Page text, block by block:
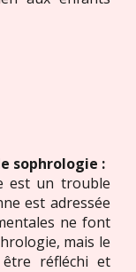
e sophrologie :
est un trouble
est adressée
ne font
mais le
réfléchi et